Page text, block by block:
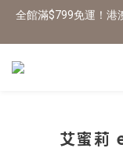
全館滿$799免運！港
艾蜜